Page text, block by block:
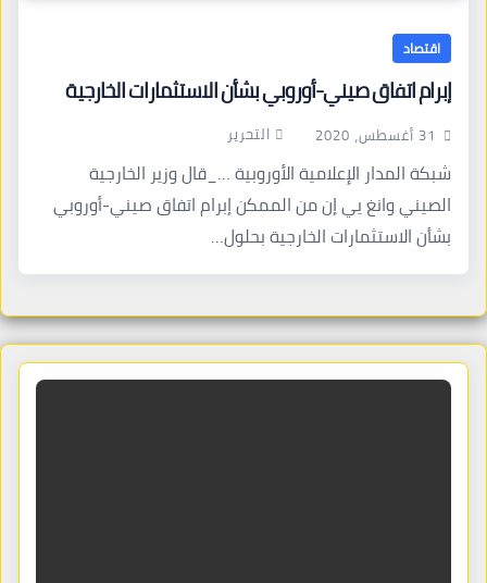
اقتصاد
إبرام اتفاق صيني-أوروبي بشأن الاستثمارات الخارجية
31 أغسطس، 2020 التحرير
شبكة المدار الإعلامية الأوروبية …_قال وزير الخارجية
الصيني وانغ يي إن من الممكن إبرام اتفاق صيني-أوروبي
بشأن الاستثمارات الخارجية بحلول…